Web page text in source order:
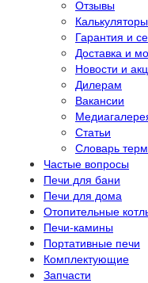
Отзывы
Гарантия и
Доставка и
Новости и
Дилерам
Вакансии
Статьи
Словарь
Частые вопросы
Печи для бани
Печи для дома
Отопительные
Печи-камины
Портативные печи
Комплектующие
Запчасти